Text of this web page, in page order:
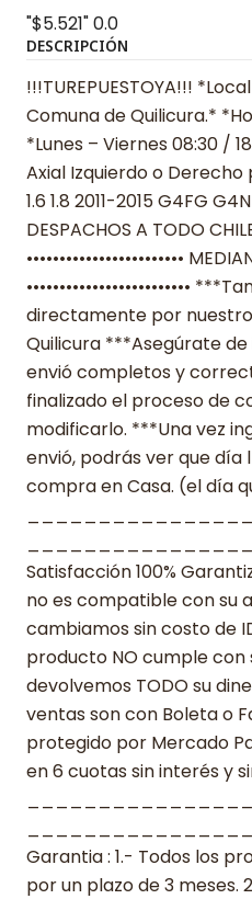
"$5.521"0.0
DESCRIPCIÓN
!!!TUREPUESTOYA!!!
Comuna de Quilicura.*
*Lunes – Viernes 08:30 /
Axial Izquierdo o
1.6 1.8 2011-2015 G4FG G4NB
DESPACHOS A TODO CHILE”
••••••••••••••••••••••••
•••••••••••••••••••••••••
directamente por
Quilicura ***Asegúrate
envió completos y
finalizado el proceso de
modificarlo. ***Una vez
envió, podrás ver que
compra en Casa. (el día
Satisfacción 100%
no es compatible con su
cambiamos sin costo de
producto NO cumple con
devolvemos TODO su
ventas son con Boleta o
protegido por Mercado
en 6 cuotas sin interés y
Garantia : 1.- Todos los
por un plazo de 3 meses.